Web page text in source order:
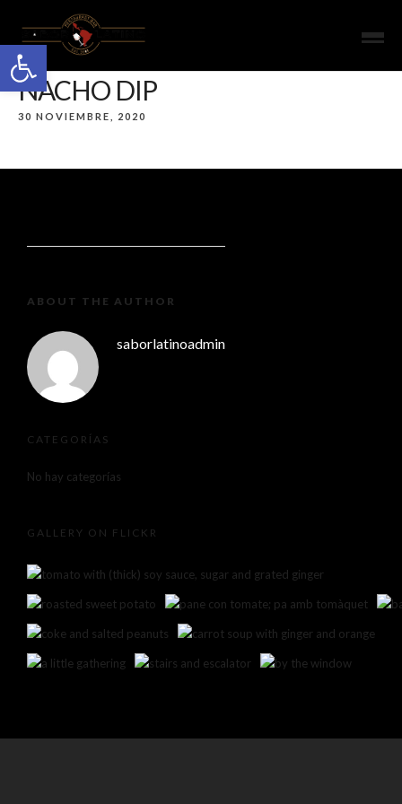
Open toolbar
NACHO DIP
30 NOVIEMBRE, 2020
ABOUT THE AUTHOR
saborlatinoadmin
CATEGORÍAS
No hay categorías
GALLERY ON FLICKR